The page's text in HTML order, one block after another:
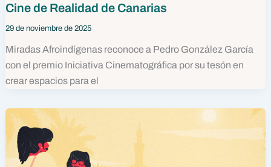
Cine de Realidad de Canarias
29 de noviembre de 2025
Miradas Afroindígenas reconoce a Pedro González García
con el premio Iniciativa Cinematográfica por su tesón en
crear espacios para el